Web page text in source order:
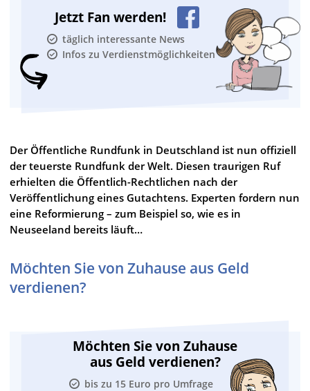
Jetzt Fan werden!
täglich interessante News
Infos zu Verdienstmöglichkeiten
Der Öffentliche Rundfunk in Deutschland ist nun offiziell
der teuerste Rundfunk der Welt. Diesen traurigen Ruf
erhielten die Öffentlich-Rechtlichen nach der
Veröffentlichung eines Gutachtens. Experten fordern nun
eine Reformierung – zum Beispiel so, wie es in
Neuseeland bereits läuft…
Möchten Sie von Zuhause aus Geld
verdienen?
Möchten Sie von Zuhause
aus Geld verdienen?
bis zu 15 Euro pro Umfrage